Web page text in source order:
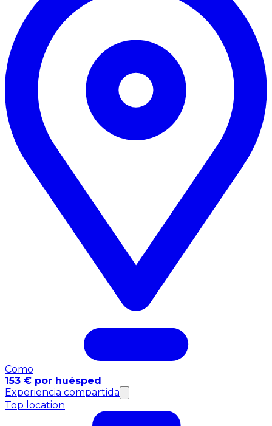
Como
153 € por huésped
Experiencia compartida
Top location